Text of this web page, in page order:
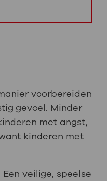
voorbereiden
gevoel. Minder
met angst,
kinderen met
veilige, speelse